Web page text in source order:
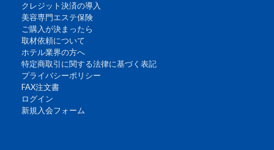
クレジット決済の導入
美容専門エステ保険
ご購入が決まったら
取材依頼について
ホテル業界の方へ
特定商取引に関する法律に基づく表記
プライバシーポリシー
FAX注文書
ログイン
新規入会フォーム